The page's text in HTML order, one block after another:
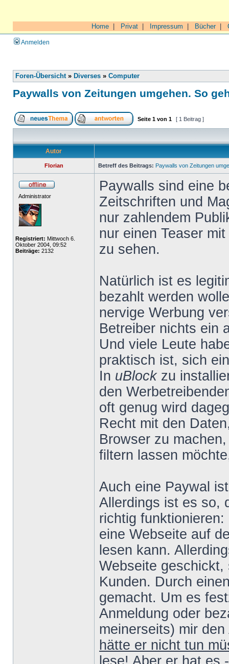
Home Privat Impressum Bücher|
Anmelden
Foren-Übersicht» Diverses » Computer
Paywalls von Zeitungen umgehen. So
Seite 1 von 1 [ 1 Beitrag ]
Autor
Florian Betreff des Beitrags: Paywalls von Zeitungen
Administrator
Registriert: Mittwoch 6.
Oktober 2004, 09:52
Beiträge: 2132
Paywalls sind eine
Zeitschriften und
nur zahlendem
nur einen Teaser
zu sehen.
Natürlich ist es
bezahlt werden
nervige Werbung
Betreiber nichts ein
Und viele Leute
praktisch ist, sich
In uBlockzu
den
oft genug wird
Recht mit den
Browser zu
filtern lassen
Auch eine Paywal
Allerdings ist es so,
richtig
eine Webseite auf
lesen kann.
Webseite geschickt,
Kunden. Durch
gemacht. Um es
Anmeldung oder
meinerseits) mir
hätte er nicht tun
lese! Aber er hat es